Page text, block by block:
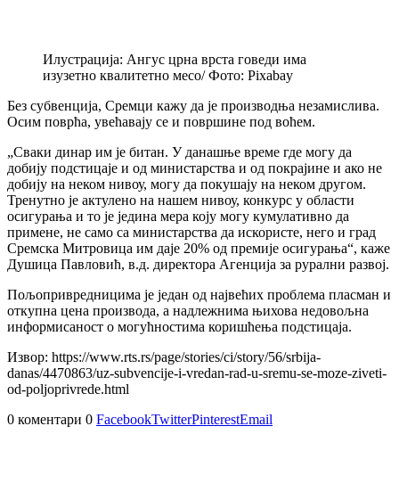
Илустрација: Ангус црна врста говеди има
изузетно квалитетно месо/ Фото: Pixabay
Без субвенција, Сремци кажу да је производња незамислива.
Осим поврћа, увећавају се и површине под воћем.
„Сваки динар им је битан. У данашње време где могу да
добију подстицаје и од министарства и од покрајине и ако не
добију на неком нивоу, могу да покушају на неком другом.
Тренутно је актулено на нашем нивоу, конкурс у области
осигурања и то је једина мера коју могу кумулативно да
примене, не само са министарства да искористе, него и град
Сремска Митровица им даје 20% од премије осигурања“, каже
Душица Павловић, в.д. директора Агенција за рурални развој.
Пољопривредницима је један од највећих проблема пласман и
откупна цена производа, а надлежнима њихова недовољна
информисаност о могућностима коришћења подстицаја.
Извор: https://www.rts.rs/page/stories/ci/story/56/srbija-
danas/4470863/uz-subvencije-i-vredan-rad-u-sremu-se-moze-ziveti-
od-poljoprivrede.html
0 коментари 0 FacebookTwitterPinterestEmail